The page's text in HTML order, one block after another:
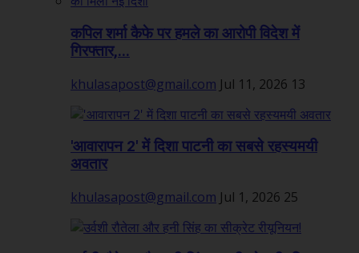
कपिल शर्मा कैफे पर हमले का आरोपी विदेश में
गिरफ्तार,...
khulasapost@gmail.com Jul 11, 2026 13
'आवारापन 2' में दिशा पाटनी का सबसे रहस्यमयी
अवतार
khulasapost@gmail.com Jul 1, 2026 25